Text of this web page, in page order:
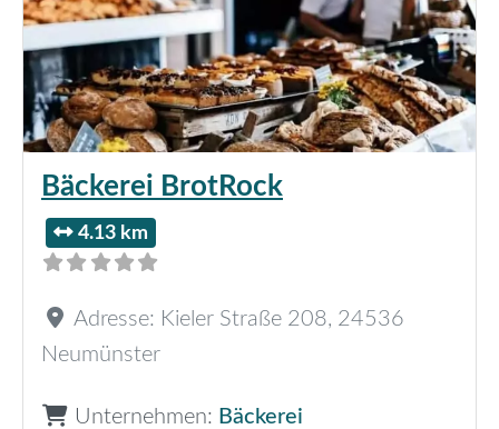
Bäckerei BrotRock
4.13 km
Adresse: Kieler Straße 208, 24536
Neumünster
Unternehmen: Bäckerei